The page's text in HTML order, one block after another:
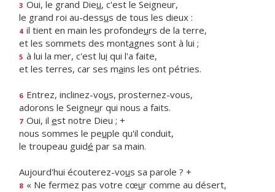
3 Oui, le grand Dieu, c'est le Seigneur,
le grand roi au-dessus de tous les dieux :
4 il tient en main les profondeurs de la terre,
et les sommets des montagnes sont à lui ;
5 à lui la mer, c'est lui qui l'a faite,
et les terres, car ses mains les ont pétries.
6 Entrez, inclinez-vous, prosternez-vous,
adorons le Seigneur qui nous a faits.
7 Oui, il est notre Dieu ; +
nous sommes le peuple qu'il conduit,
le troupeau guidé par sa main.
Aujourd'hui écouterez-vous sa parole ? +
8 « Ne fermez pas votre cœur comme au désert,